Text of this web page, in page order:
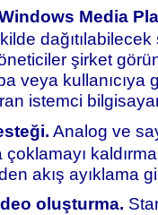
Media
şirket
veya
istemci
Analog ve
çoklamayı
akış ayıklama
oluşturma.